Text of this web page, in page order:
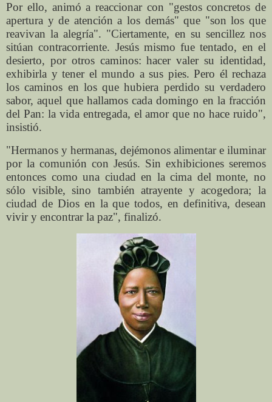
Por ello, animó a reaccionar con "gestos concretos de
apertura y de atención a los demás" que "son los que
reavivan la alegría". "Ciertamente, en su sencillez nos
sitúan contracorriente. Jesús mismo fue tentado, en el
desierto, por otros caminos: hacer valer su identidad,
exhibirla y tener el mundo a sus pies. Pero él rechaza
los caminos en los que hubiera perdido su verdadero
sabor, aquel que hallamos cada domingo en la fracción
del Pan: la vida entregada, el amor que no hace ruido",
insistió.
"Hermanos y hermanas, dejémonos alimentar e iluminar
por la comunión con Jesús. Sin exhibiciones seremos
entonces como una ciudad en la cima del monte, no
sólo visible, sino también atrayente y acogedora; la
ciudad de Dios en la que todos, en definitiva, desean
vivir y encontrar la paz", finalizó.